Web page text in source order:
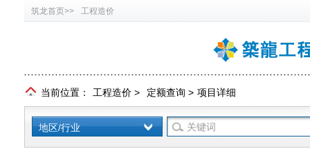
筑龙首页>> 工程造价
当前位置： 工程造价 > 定额查询 > 项目详细
地区/行业